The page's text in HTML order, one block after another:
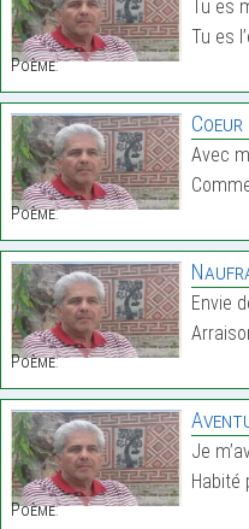
Poème:
Tu es
Tu es
Poème:
Coeur
Avec
Poème:
Envie
Poème:
Je
Habité